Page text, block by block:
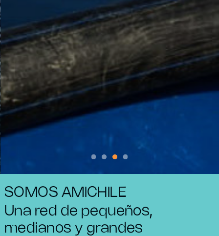
SOMOS AMICHILE
Una red de pequeños,
medianos y grandes